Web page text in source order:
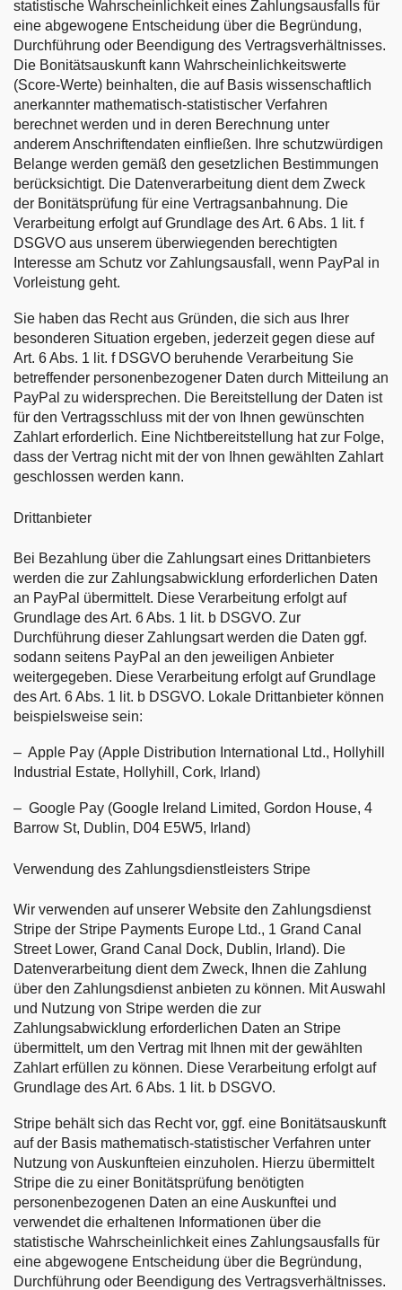
statistische Wahrscheinlichkeit eines Zahlungsausfalls für
eine abgewogene Entscheidung über die Begründung,
Durchführung oder Beendigung des Vertragsverhältnisses.
Die Bonitätsauskunft kann Wahrscheinlichkeitswerte
(Score-Werte) beinhalten, die auf Basis wissenschaftlich
anerkannter mathematisch-statistischer Verfahren
berechnet werden und in deren Berechnung unter
anderem Anschriftendaten einfließen. Ihre schutzwürdigen
Belange werden gemäß den gesetzlichen Bestimmungen
berücksichtigt. Die Datenverarbeitung dient dem Zweck
der Bonitätsprüfung für eine Vertragsanbahnung. Die
Verarbeitung erfolgt auf Grundlage des Art. 6 Abs. 1 lit. f
DSGVO aus unserem überwiegenden berechtigten
Interesse am Schutz vor Zahlungsausfall, wenn PayPal in
Vorleistung geht.
Sie haben das Recht aus Gründen, die sich aus Ihrer
besonderen Situation ergeben, jederzeit gegen diese auf
Art. 6 Abs. 1 lit. f DSGVO beruhende Verarbeitung Sie
betreffender personenbezogener Daten durch Mitteilung an
PayPal zu widersprechen. Die Bereitstellung der Daten ist
für den Vertragsschluss mit der von Ihnen gewünschten
Zahlart erforderlich. Eine Nichtbereitstellung hat zur Folge,
dass der Vertrag nicht mit der von Ihnen gewählten Zahlart
geschlossen werden kann.
Drittanbieter
Bei Bezahlung über die Zahlungsart eines Drittanbieters
werden die zur Zahlungsabwicklung erforderlichen Daten
an PayPal übermittelt. Diese Verarbeitung erfolgt auf
Grundlage des Art. 6 Abs. 1 lit. b DSGVO. Zur
Durchführung dieser Zahlungsart werden die Daten ggf.
sodann seitens PayPal an den jeweiligen Anbieter
weitergegeben. Diese Verarbeitung erfolgt auf Grundlage
des Art. 6 Abs. 1 lit. b DSGVO. Lokale Drittanbieter können
beispielsweise sein:
– Apple Pay (Apple Distribution International Ltd., Hollyhill
Industrial Estate, Hollyhill, Cork, Irland)
– Google Pay (Google Ireland Limited, Gordon House, 4
Barrow St, Dublin, D04 E5W5, Irland)
Verwendung des Zahlungsdienstleisters Stripe
Wir verwenden auf unserer Website den Zahlungsdienst
Stripe der Stripe Payments Europe Ltd., 1 Grand Canal
Street Lower, Grand Canal Dock, Dublin, Irland). Die
Datenverarbeitung dient dem Zweck, Ihnen die Zahlung
über den Zahlungsdienst anbieten zu können. Mit Auswahl
und Nutzung von Stripe werden die zur
Zahlungsabwicklung erforderlichen Daten an Stripe
übermittelt, um den Vertrag mit Ihnen mit der gewählten
Zahlart erfüllen zu können. Diese Verarbeitung erfolgt auf
Grundlage des Art. 6 Abs. 1 lit. b DSGVO.
Stripe behält sich das Recht vor, ggf. eine Bonitätsauskunft
auf der Basis mathematisch-statistischer Verfahren unter
Nutzung von Auskunfteien einzuholen. Hierzu übermittelt
Stripe die zu einer Bonitätsprüfung benötigten
personenbezogenen Daten an eine Auskunftei und
verwendet die erhaltenen Informationen über die
statistische Wahrscheinlichkeit eines Zahlungsausfalls für
eine abgewogene Entscheidung über die Begründung,
Durchführung oder Beendigung des Vertragsverhältnisses.